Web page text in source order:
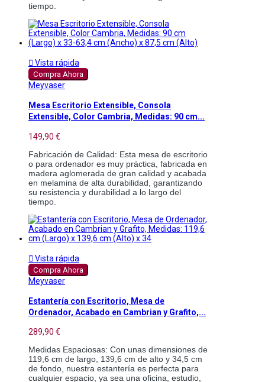
tiempo.
 Vista rápida
Compra Ahora
Meyvaser
Mesa Escritorio Extensible, Consola
Extensible, Color Cambria, Medidas: 90 cm...
149,90 €
Fabricación de Calidad: Esta mesa de escritorio
o para ordenador es muy práctica, fabricada en
madera aglomerada de gran calidad y acabada
en melamina de alta durabilidad, garantizando
su resistencia y durabilidad a lo largo del
tiempo.
 Vista rápida
Compra Ahora
Meyvaser
Estantería con Escritorio, Mesa de
Ordenador, Acabado en Cambrian y Grafito,...
289,90 €
Medidas Espaciosas: Con unas dimensiones de
119,6 cm de largo, 139,6 cm de alto y 34,5 cm
de fondo, nuestra estantería es perfecta para
cualquier espacio, ya sea una oficina, estudio,